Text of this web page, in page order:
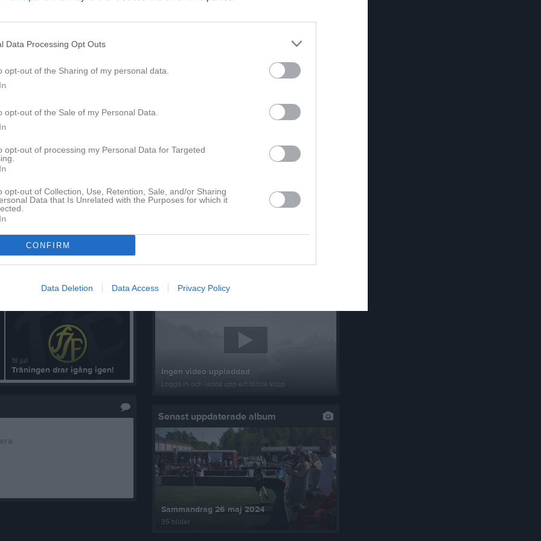
Data Processing Opt Outs
opt-out of the Sharing of my personal data.
opt-out of the Sale of my Personal Data.
opt-out of processing my Personal Data for Targeted
opt-out of Collection, Use, Retention, Sale, and/or Sharing
Data that Is Unrelated with the Purposes for which it
CONFIRM
Data Deletion Data Access Privacy Policy
först. Där hittar du allt om
sedan längst ner på sidan.
för att hitta infon!
Dela på Twitter
18 jul
Träningen drar igång igen!
Nyheter från föreningen
5 aug
Byta fotbollsskor
Ingen video uppladdad
Logga in och ladda upp ert första klipp
Senast uppdaterade album
Sammandrag 26 maj 2024
35 bilder